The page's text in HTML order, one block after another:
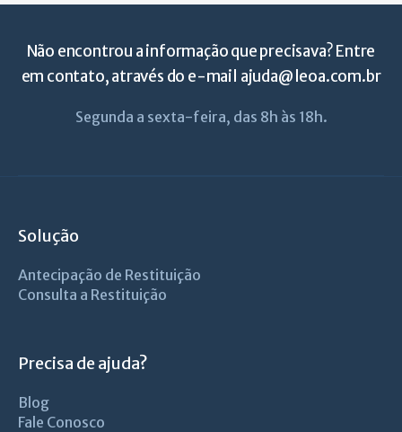
Não encontrou a informação que precisava? Entre
em contato, através do e-mail ajuda@leoa.com.br
Segunda a sexta-feira, das 8h às 18h.
Solução
Antecipação de Restituição
Consulta a Restituição
Precisa de ajuda?
Blog
Fale Conosco